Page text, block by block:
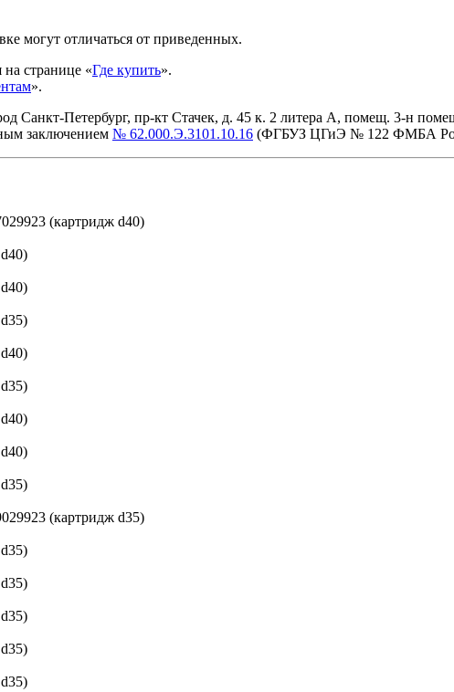
могут отличаться от приведенных.
на странице «Где купить».
».
Санкт-Петербург, пр-кт Стачек, д. 45 к. 2 литера А, помещ. 3-н
заключением № 62.000.Э.3101.10.16 (ФГБУЗ ЦГиЭ № 122 ФМБА
(картридж d40)
(картридж d35)